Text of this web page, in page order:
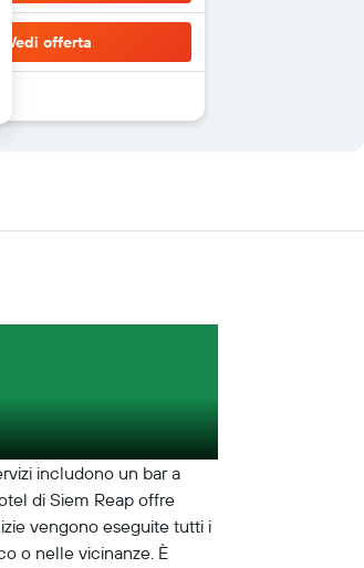
Vedi offerta
includono un bar a
di Siem Reap offre
vengono eseguite tutti i
o nelle vicinanze. È